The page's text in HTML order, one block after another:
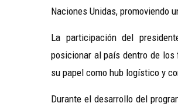
Naciones Unidas, promoviendo
La participación del
posicionar al país dentro de
su papel como hub logístico y
Durante el desarrollo del